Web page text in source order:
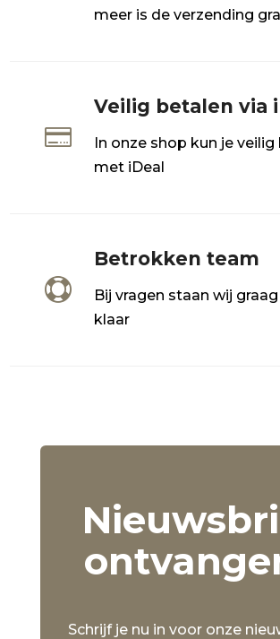
meer is de verzending

Veilig betalen via
In onze shop kun je veilig
met iDeal

Betrokken team
Bij vragen staan wij
klaar
Schrijf je nu in voor onze